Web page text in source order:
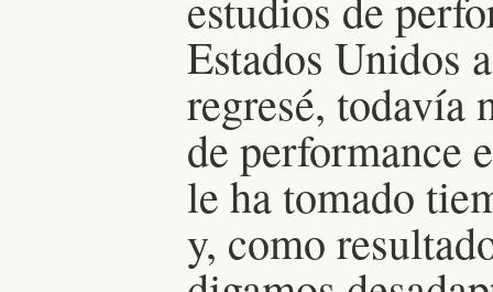
Estados Unidos
regresé, todavía
de performance
le ha tomado
y, como